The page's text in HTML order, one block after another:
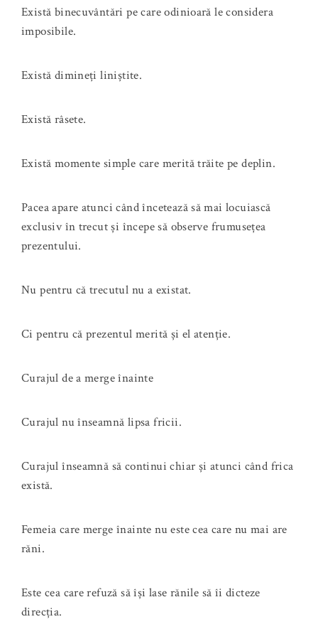
Există binecuvântări pe care odinioară le considera
imposibile.
Există dimineți liniștite.
Există râsete.
Există momente simple care merită trăite pe deplin.
Pacea apare atunci când încetează să mai locuiască
exclusiv în trecut și începe să observe frumusețea
prezentului.
Nu pentru că trecutul nu a existat.
Ci pentru că prezentul merită și el atenție.
Curajul de a merge înainte
Curajul nu înseamnă lipsa fricii.
Curajul înseamnă să continui chiar și atunci când frica
există.
Femeia care merge înainte nu este cea care nu mai are
răni.
Este cea care refuză să își lase rănile să îi dicteze
direcția.